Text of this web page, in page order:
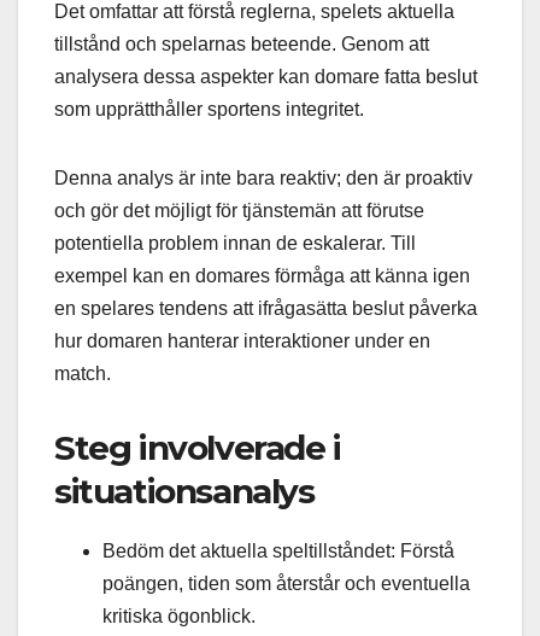
Det omfattar att förstå reglerna, spelets aktuella
tillstånd och spelarnas beteende. Genom att
analysera dessa aspekter kan domare fatta beslut
som upprätthåller sportens integritet.
Denna analys är inte bara reaktiv; den är proaktiv
och gör det möjligt för tjänstemän att förutse
potentiella problem innan de eskalerar. Till
exempel kan en domares förmåga att känna igen
en spelares tendens att ifrågasätta beslut påverka
hur domaren hanterar interaktioner under en
match.
Steg involverade i
situationsanalys
Bedöm det aktuella speltillståndet: Förstå
poängen, tiden som återstår och eventuella
kritiska ögonblick.